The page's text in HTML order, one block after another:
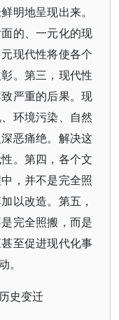
明地呈现出来。
的、一元化的现
现代性将使各个
。第三，现代性
严重的后果。现
环境污染、自然
恶痛绝。解决这
。第四，各个文
，并不是完全照
以改造。第五，
完全照搬，而是
至促进现代化事
史变迁